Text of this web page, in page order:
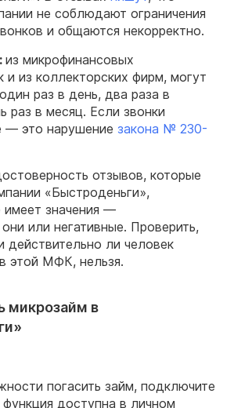
не соблюдают ограничения
и общаются некорректно.
из микрофинансовых
и из коллекторских фирм, могут
раз в день, два раза в
раз в месяц. Если звонки
— это нарушение закона № 230-
отзывов, которые
«Быстроденьги»,
значения —
или негативные. Проверить,
действительно ли человек
этой МФК, нельзя.
микрозайм в
погасить займ, подключите
доступна в личном